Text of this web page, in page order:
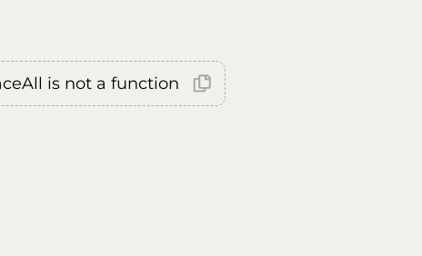
is not a function